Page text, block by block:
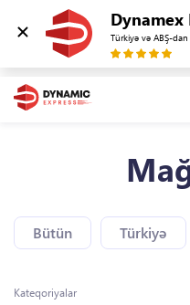
Dynamex
Türkiyə və ABŞ-dan
Bütün Türkiyə
Kateqoriyalar